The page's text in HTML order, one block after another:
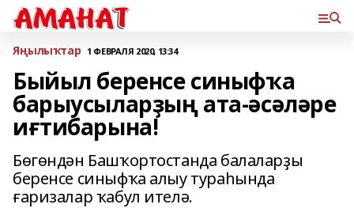
Яңылыҡтар 1 ФЕВРАЛЯ 2020, 13:34
Быйыл беренсе синыфҡа
барыусыларҙың ата-әсәләре
иғтибарына!
Бөгөндән Башҡортостанда балаларҙы
беренсе синыфҡа алыу тураһында
ғаризалар ҡабул ителә.